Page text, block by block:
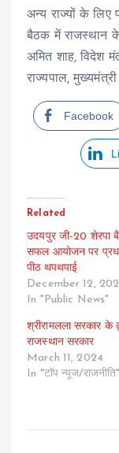
अन्य राज्यों के लिए
बैठक में राजस्थान के
अमित शाह, विदेश
राज्यपाल,
Facebook
Related
उदयपुर जी-20 शेरपा
सफल आयोजन पर
पीठ थपथपाई
December 12,
In "Public News"
श्रीरामलला सरकार के
राजस्थान सरकार
March 11, 2024
In "टॉप न्यूज/राजनीति"